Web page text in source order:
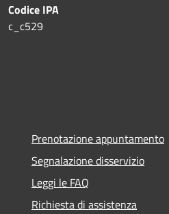
Codice IPA
c_c529
Prenotazione appuntamento
Segnalazione disservizio
Leggi le FAQ
Richiesta di assistenza